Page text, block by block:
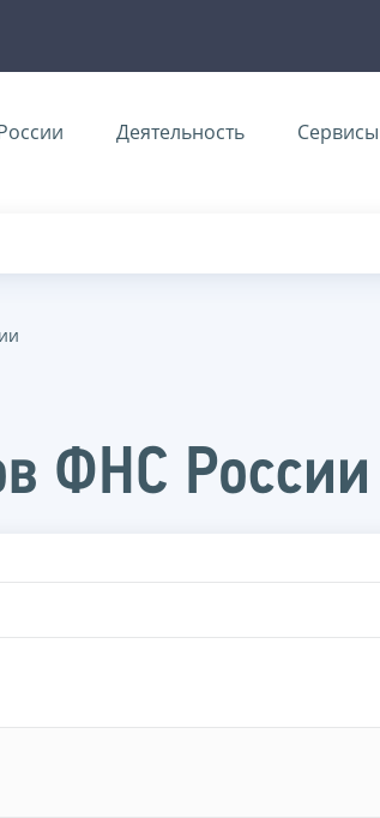
Деятельность Сервисы
ФНС России